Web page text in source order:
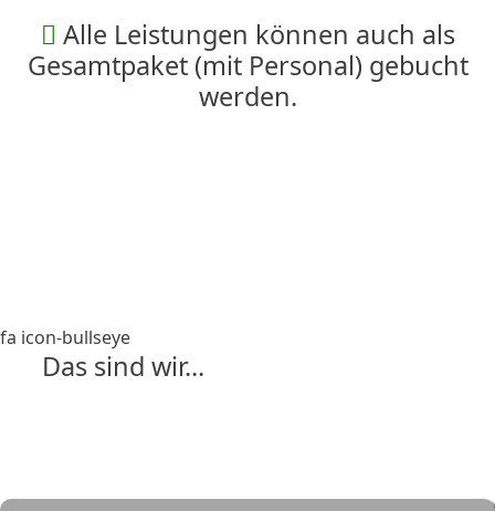
Alle Leistungen können auch als
Gesamtpaket (mit Personal) gebucht
werden.
fa icon-bullseye
Das sind wir...